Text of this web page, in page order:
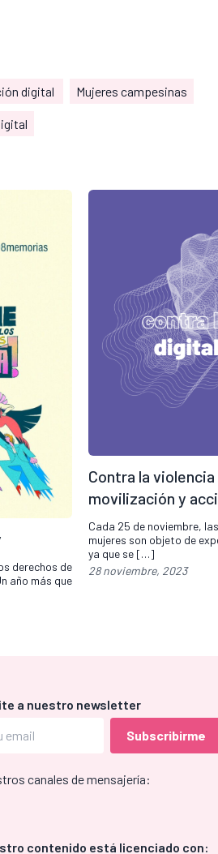
digital Mujeres campesinas
derechos de
año más que
Contra la
movilización y
Cada 25 de noviembre,
mujeres son objeto de
ya que se […]
28 noviembre, 2023
a nuestro newsletter
canales de mensajería:
contenido está licenciado con: